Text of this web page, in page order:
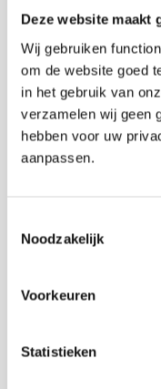
Deze website maakt
Wij gebruiken
om de website goed
in het gebruik van
verzamelen wij geen
hebben voor uw
aanpassen.
Noodzakelijk
Voorkeuren
Statistieken
Koninklijke Damstra
B.V. te Driezum,
B.V. te Groningen en